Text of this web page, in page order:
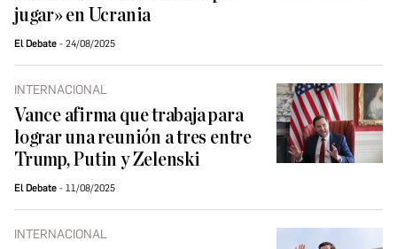
jugar» en Ucrania
El Debate 24/08/2025
INTERNACIONAL
Vance afirma que trabaja para
lograr una reunión a tres entre
Trump, Putin y Zelenski
El Debate 11/08/2025
INTERNACIONAL